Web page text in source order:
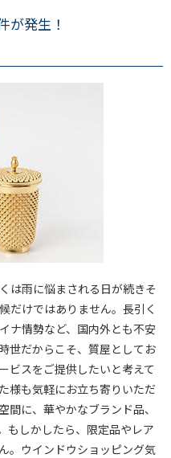
が発生！
は雨に悩まされる日が続きそ
だけではありません。長引く
ナ情勢など、国内外とも不安
世だからこそ、質屋としてお
ビスをご提供したいと考えて
様も気軽にお立ち寄りいただ
間に、華やかなブランド品、
もしかしたら、限定品やレア
。ウインドウショッピング気